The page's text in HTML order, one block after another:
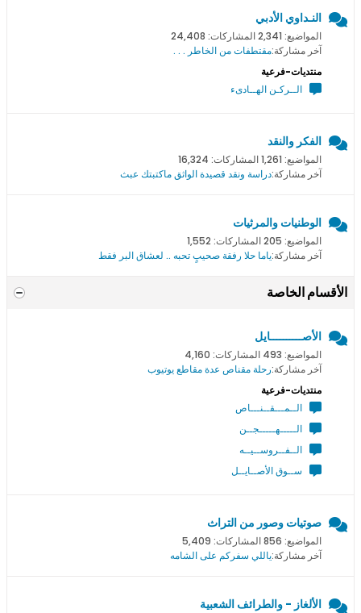
النـداوي الأدبي
المواضيع: 2,341 المشاركات: 24,408
آخر مشاركة:مقتطفات من الخاطر . . .
منتديات-فرعية
الــركـن الهــادىء
الفكر والنقد
المواضيع: 1,261 المشاركات: 16,324
آخر مشاركة:دراسة ونقد قصيدة الواثق ماكتبتك عبث
الوطنيات والمرثيات
المواضيع: 205 المشاركات: 1,552
آخر مشاركة:ياما حلا رفقة صحيبٍ تحبه .. لعشاق البر فقط
الأقسام الخاصة
الأصــــــــــايل
المواضيع: 493 المشاركات: 4,160
آخر مشاركة:رحلة مقناص عدة مقاطع يوتيوب
منتديات-فرعية
الــمـــقــنـــاص
الـــــهـــــجــن
الــفــروســيــه
ســوق الأصــايــل
صوتيات وصور من التراث
المواضيع: 856 المشاركات: 5,409
آخر مشاركة:ياللي سفركم على الشامه
الألغاز - والطرائف الشعبية